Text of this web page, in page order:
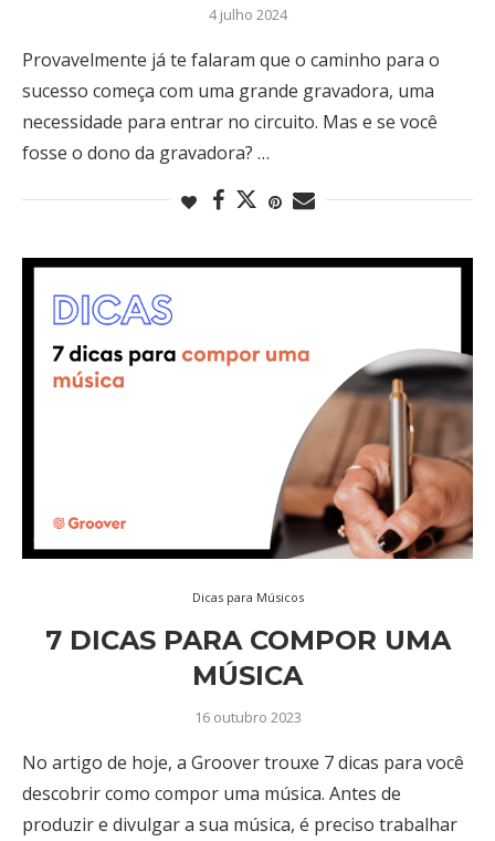
4 julho 2024
Provavelmente já te falaram que o caminho para o
sucesso começa com uma grande gravadora, uma
necessidade para entrar no circuito. Mas e se você
fosse o dono da gravadora? …
Dicas para Músicos
7 DICAS PARA COMPOR UMA
MÚSICA
16 outubro 2023
No artigo de hoje, a Groover trouxe 7 dicas para você
descobrir como compor uma música. Antes de
produzir e divulgar a sua música, é preciso trabalhar